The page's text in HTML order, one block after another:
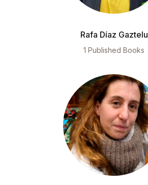
Rafa Díaz Gaztelu
1 Published Books